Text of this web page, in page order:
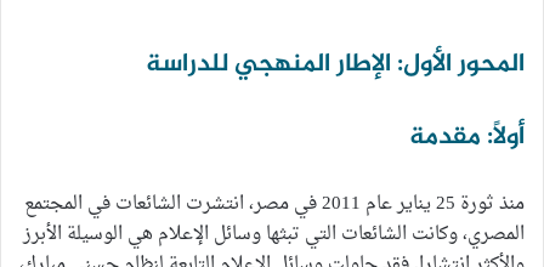
المحور الأول: الإطار المنهجي للدراسة
أولاً: مقدمة
منذ ثورة 25 يناير عام 2011 في مصر، انتشرت الشائعات في المجتمع
المصري، وكانت الشائعات التي تبثها وسائل الإعلام هي الوسيلة الأبرز